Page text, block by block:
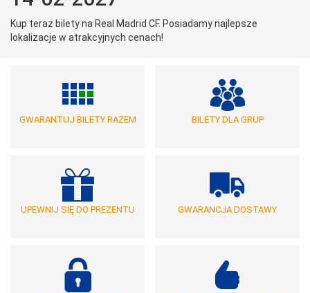
Kup teraz bilety na Real Madrid CF. Posiadamy najlepsze
lokalizacje w atrakcyjnych cenach!
GWARANTUJ BILETY RAZEM BILETY DLA GRUP
UPEWNIJ SIĘ DO PREZENTU GWARANCJA DOSTAWY